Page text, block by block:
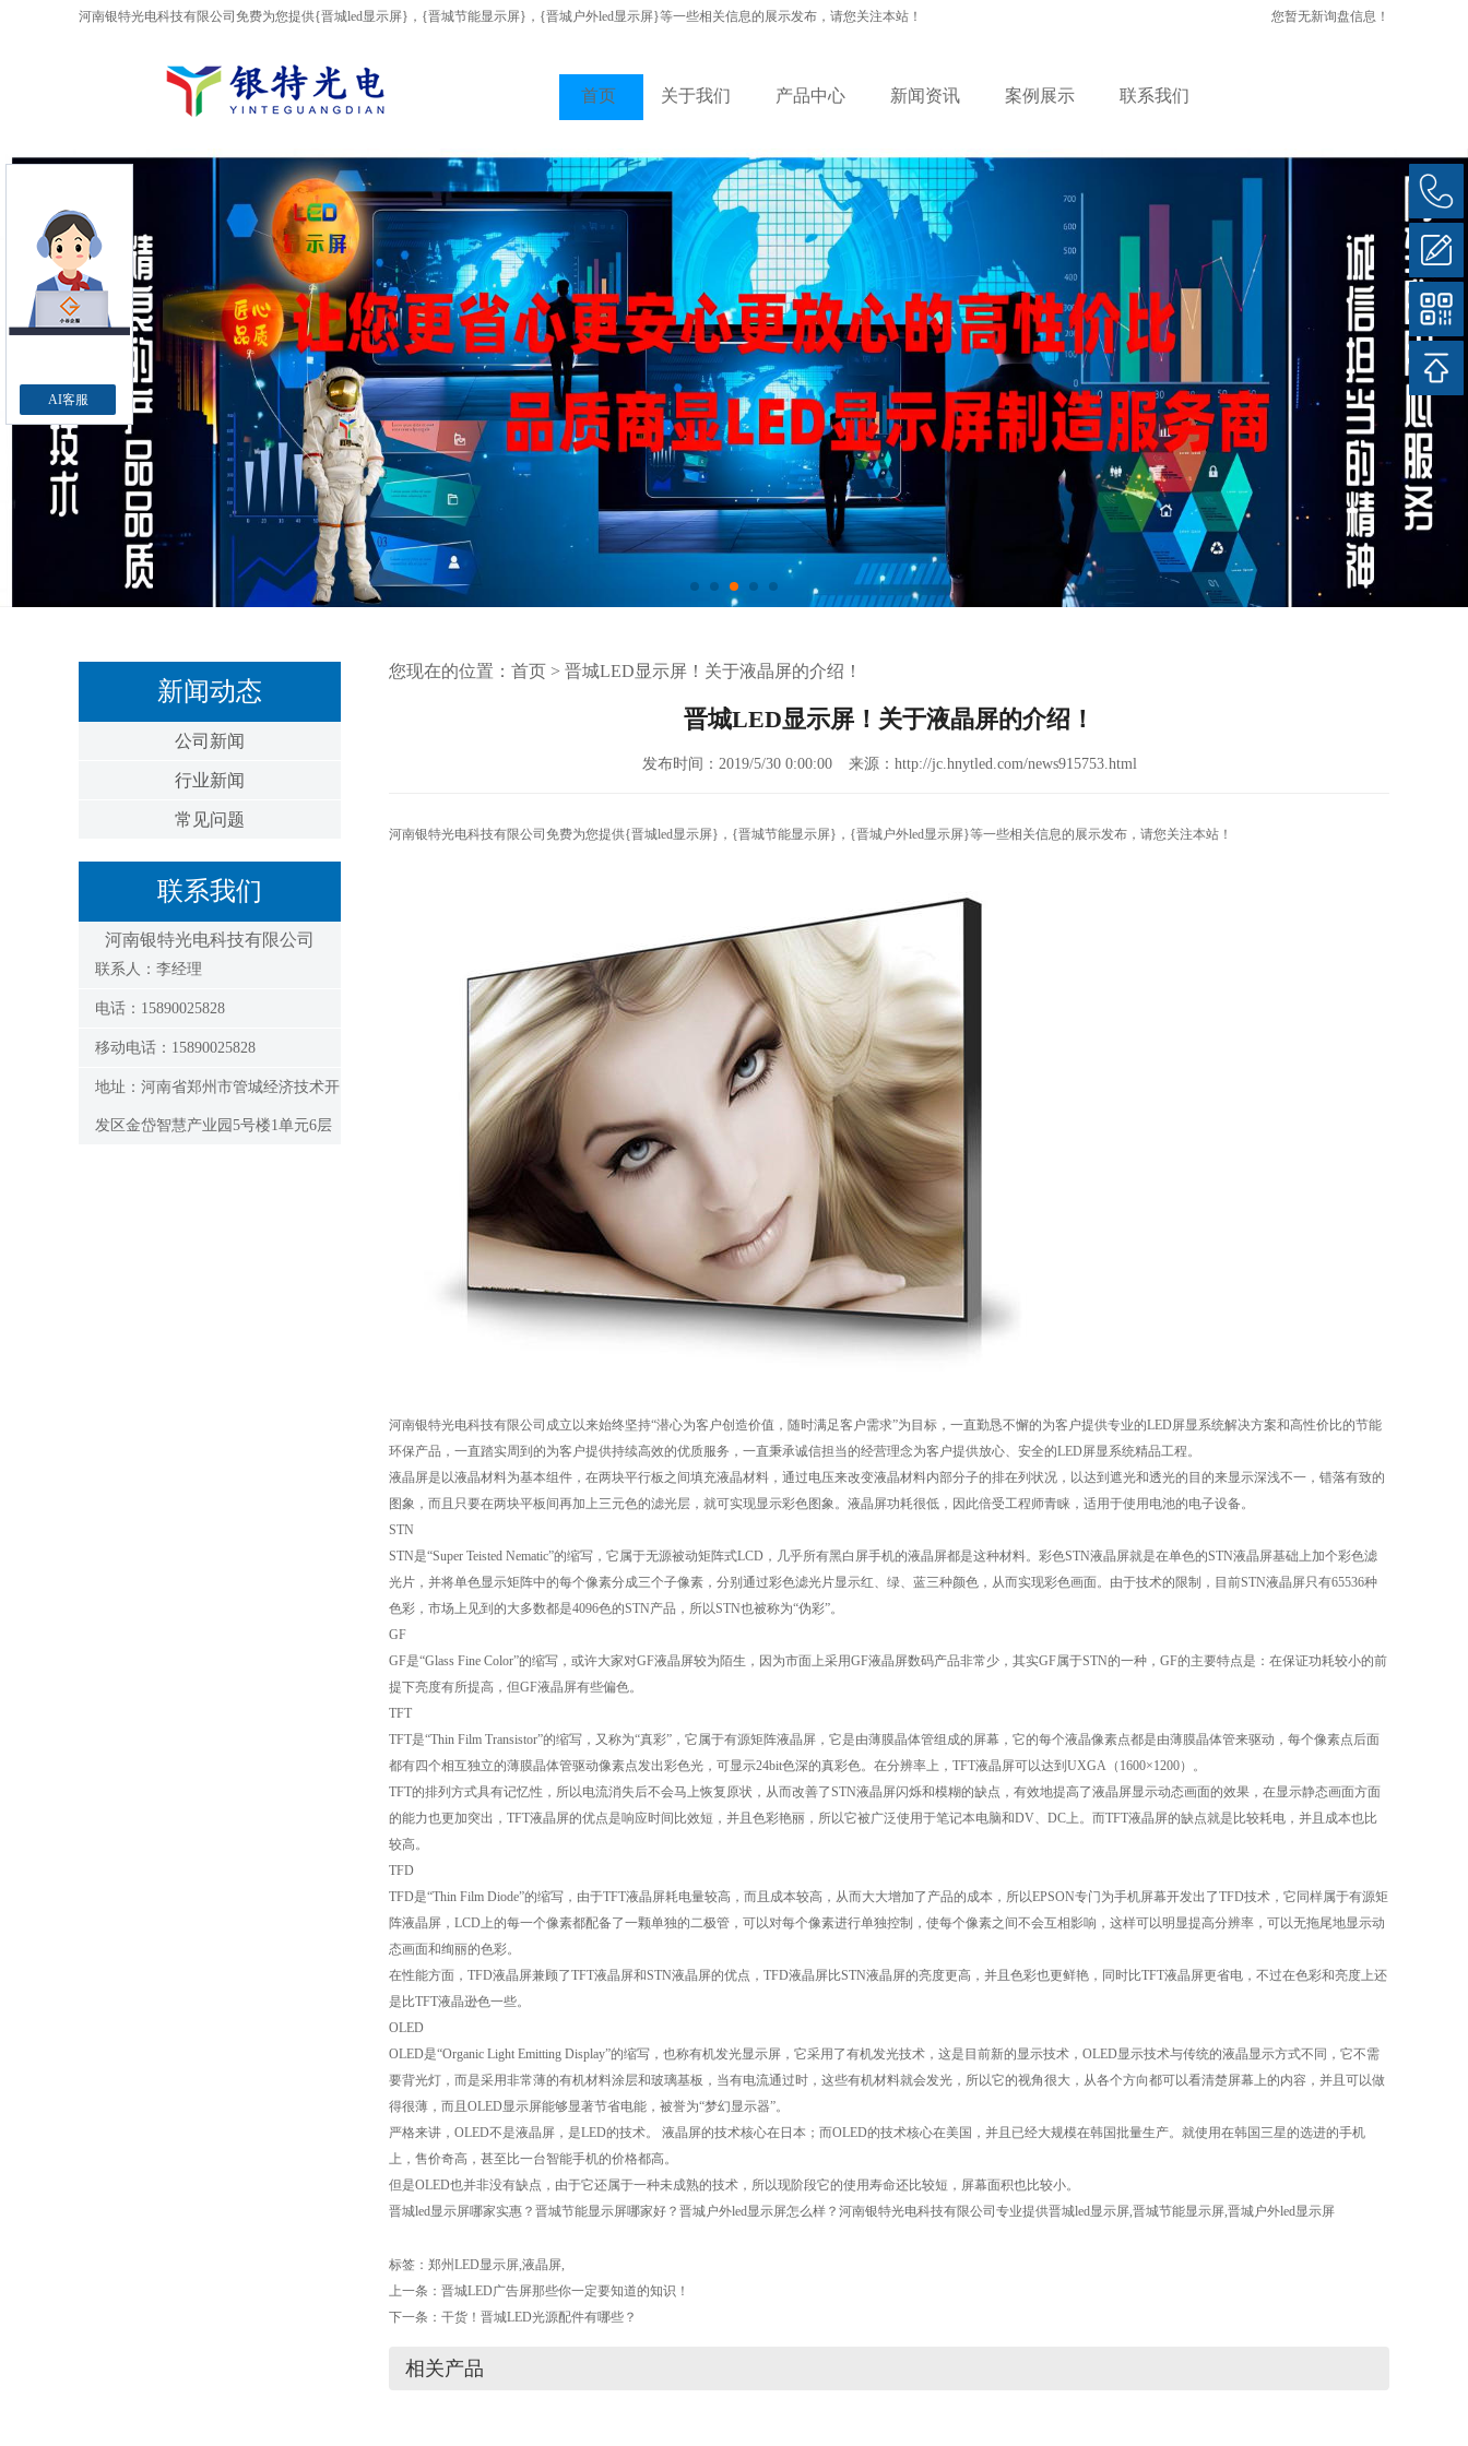
河南银特光电科技有限公司免费为您提供{晋城led显示屏} ，{晋城节能显示屏}，{晋城户外led显示屏}等一些相关信息的展示发布，请您关注本站！ 您暂无新询盘信息！
首页 关于我们 产品中心 新闻资讯 案例展示 联系我们
新闻动态
公司新闻
行业新闻
常见问题
联系我们
河南银特光电科技有限公司
联系人：李经理
电话：15890025828
移动电话：15890025828
地址：河南省郑州市管城经济技术开
发区金岱智慧产业园5号楼1单元6层
您现在的位置： 首页 > 晋城LED显示屏！关于液晶屏的介绍！
晋城LED显示屏！关于液晶屏的介绍！
发布时间：2019/5/30 0:00:00 来源：http://jc.hnytled.com/news915753.html
河南银特光电科技有限公司免费为您提供{晋城led显示屏} ，{晋城节能显示屏}，{晋城户外led显示屏}等一些相关信息的展示发布，请您关注本站！
河南银特光电科技有限公司成立以来始终坚持“潜心为客户创造价值，随时满足客户需求”为目标，一直勤恳不懈的为客户提供专业的LED屏显系统解决方案和高性价比的节能
环保产品，一直踏实周到的为客户提供持续高效的优质服务，一直秉承诚信担当的经营理念为客户提供放心、安全的LED屏显系统精品工程。
液晶屏是以液晶材料为基本组件，在两块平行板之间填充液晶材料，通过电压来改变液晶材料内部分子的排在列状况，以达到遮光和透光的目的来显示深浅不一，错落有致的
图象，而且只要在两块平板间再加上三元色的滤光层，就可实现显示彩色图象。液晶屏功耗很低，因此倍受工程师青睐，适用于使用电池的电子设备。
STN
STN是“Super Teisted Nematic”的缩写，它属于无源被动矩阵式LCD，几乎所有黑白屏手机的液晶屏都是这种材料。彩色STN液晶屏就是在单色的STN液晶屏基础上加个彩色滤
光片，并将单色显示矩阵中的每个像素分成三个子像素，分别通过彩色滤光片显示红、绿、蓝三种颜色，从而实现彩色画面。由于技术的限制，目前STN液晶屏只有65536种
色彩，市场上见到的大多数都是4096色的STN产品，所以STN也被称为“伪彩”。
GF
GF是“Glass Fine Color”的缩写，或许大家对GF液晶屏较为陌生，因为市面上采用GF液晶屏数码产品非常少，其实GF属于STN的一种，GF的主要特点是：在保证功耗较小的前
提下亮度有所提高，但GF液晶屏有些偏色。
TFT
TFT是“Thin Film Transistor”的缩写，又称为“真彩”，它属于有源矩阵液晶屏，它是由薄膜晶体管组成的屏幕，它的每个液晶像素点都是由薄膜晶体管来驱动，每个像素点后面
都有四个相互独立的薄膜晶体管驱动像素点发出彩色光，可显示24bit色深的真彩色。在分辨率上，TFT液晶屏可以达到UXGA（1600×1200）。
TFT的排列方式具有记忆性，所以电流消失后不会马上恢复原状，从而改善了STN液晶屏闪烁和模糊的缺点，有效地提高了液晶屏显示动态画面的效果，在显示静态画面方面
的能力也更加突出，TFT液晶屏的优点是响应时间比效短，并且色彩艳丽，所以它被广泛使用于笔记本电脑和DV、DC上。而TFT液晶屏的缺点就是比较耗电，并且成本也比
较高。
TFD
TFD是“Thin Film Diode”的缩写，由于TFT液晶屏耗电量较高，而且成本较高，从而大大增加了产品的成本，所以EPSON专门为手机屏幕开发出了TFD技术，它同样属于有源矩
阵液晶屏，LCD上的每一个像素都配备了一颗单独的二极管，可以对每个像素进行单独控制，使每个像素之间不会互相影响，这样可以明显提高分辨率，可以无拖尾地显示动
态画面和绚丽的色彩。
在性能方面，TFD液晶屏兼顾了TFT液晶屏和STN液晶屏的优点，TFD液晶屏比STN液晶屏的亮度更高，并且色彩也更鲜艳，同时比TFT液晶屏更省电，不过在色彩和亮度上还
是比TFT液晶逊色一些。
OLED
OLED是“Organic Light Emitting Display”的缩写，也称有机发光显示屏，它采用了有机发光技术，这是目前新的显示技术，OLED显示技术与传统的液晶显示方式不同，它不需
要背光灯，而是采用非常薄的有机材料涂层和玻璃基板，当有电流通过时，这些有机材料就会发光，所以它的视角很大，从各个方向都可以看清楚屏幕上的内容，并且可以做
得很薄，而且OLED显示屏能够显著节省电能，被誉为“梦幻显示器”。
严格来讲，OLED不是液晶屏，是LED的技术。 液晶屏的技术核心在日本；而OLED的技术核心在美国，并且已经大规模在韩国批量生产。就使用在韩国三星的选进的手机
上，售价奇高，甚至比一台智能手机的价格都高。
但是OLED也并非没有缺点，由于它还属于一种未成熟的技术，所以现阶段它的使用寿命还比较短，屏幕面积也比较小。
晋城led显示屏哪家实惠？晋城节能显示屏哪家好？晋城户外led显示屏怎么样？河南银特光电科技有限公司专业提供晋城led显示屏,晋城节能显示屏,晋城户外led显示屏
标签： 郑州LED显示屏,液晶屏,
上一条： 晋城LED广告屏那些你一定要知道的知识！
下一条： 干货！晋城LED光源配件有哪些？
相关产品
AI客服